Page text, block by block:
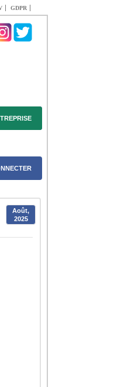
GDPR
Août,
2025